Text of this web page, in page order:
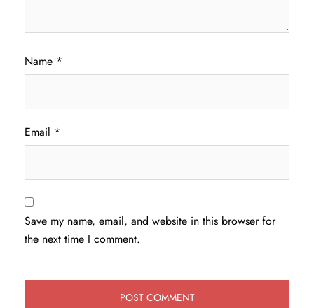
Name *
Email *
Save my name, email, and website in this browser for
the next time I comment.